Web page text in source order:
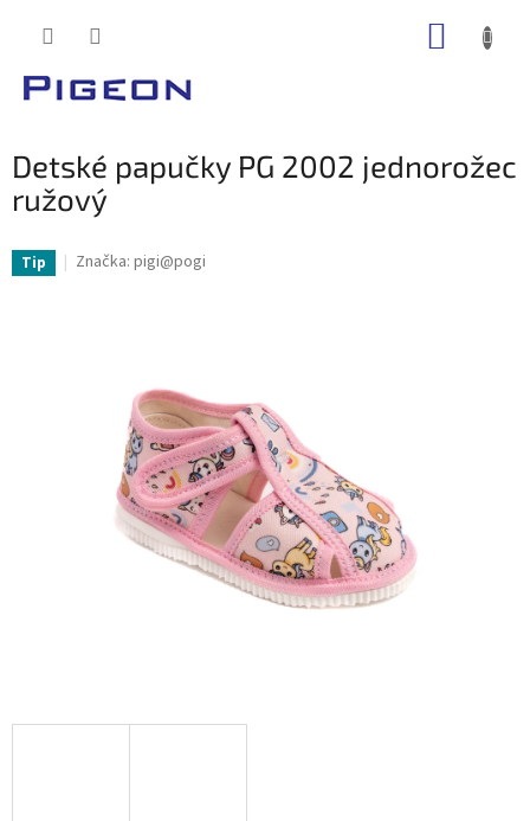
Detské papučky PG 2002 jednorožec
ružový
Tip Značka: pigi@pogi